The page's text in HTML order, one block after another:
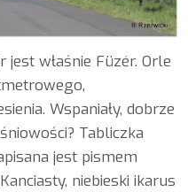
właśnie Füzér. Orle
Wspaniały, dobrze
Tabliczka
jest pismem
niebieski ikarus